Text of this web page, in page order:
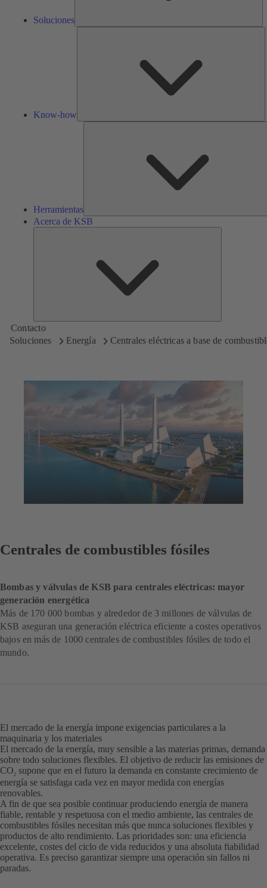
Soluciones
Know-how
Herramientas
Acerca de KSB
Contacto
Soluciones
Energía Centrales eléctricas a base de
Centrales de combustibles fósiles
Bombas y válvulas de KSB para centrales eléctricas: mayor
generación energética
Más de 170 000 bombas y alrededor de 3 millones de válvulas de
KSB aseguran una generación eléctrica eficiente a costes operativos
bajos en más de 1000 centrales de combustibles fósiles de todo el
mundo.
El mercado de la energía impone exigencias particulares a la
maquinaria y los materiales
El mercado de la energía, muy sensible a las materias primas, demanda
sobre todo soluciones flexibles. El objetivo de reducir las emisiones de
CO2 supone que en el futuro la demanda en constante crecimiento de
energía se satisfaga cada vez en mayor medida con energías
renovables.
A fin de que sea posible continuar produciendo energía de manera
fiable, rentable y respetuosa con el medio ambiente, las centrales de
combustibles fósiles necesitan más que nunca soluciones flexibles y
productos de alto rendimiento. Las prioridades son: una eficiencia
excelente, costes del ciclo de vida reducidos y una absoluta fiabilidad
operativa. Es preciso garantizar siempre una operación sin fallos ni
paradas.